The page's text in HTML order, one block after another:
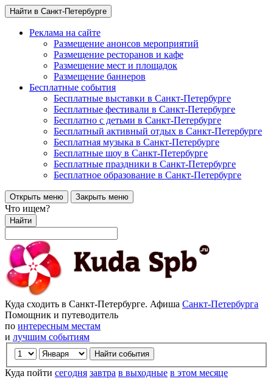
Найти в Санкт-Петербурге
Реклама на сайте
Размещение анонсов мероприятий
Размещение ресторанов и кафе
Размещение мест и площадок
Размещение баннеров
Бесплатные события
Бесплатные выставки в Санкт-Петербурге
Бесплатные фестивали в Санкт-Петербурге
Бесплатно с детьми в Санкт-Петербурге
Бесплатный активный отдых в Санкт-Петербурге
Бесплатная музыка в Санкт-Петербурге
Бесплатные шоу в Санкт-Петербурге
Бесплатные праздники в Санкт-Петербурге
Бесплатное образование в Санкт-Петербурге
Открыть меню Закрыть меню
Что ищем?
Найти
Куда сходить в Санкт-Петербурге. Афиша Санкт-Петербурга
Помощник и путеводитель
по интересным местам
и лучшим событиям
Куда пойти сегодня завтра в выходные в этом месяце